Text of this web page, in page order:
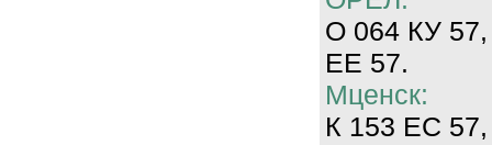
О 064 КУ
ЕЕ 57.
Мценск:
К 153 ЕС